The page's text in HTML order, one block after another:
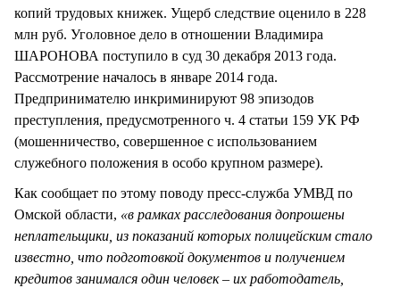
копий трудовых книжек. Ущерб следствие оценило в 228
млн руб. Уголовное дело в отношении Владимира
ШАРОНОВА поступило в суд 30 декабря 2013 года.
Рассмотрение началось в январе 2014 года.
Предпринимателю инкриминируют 98 эпизодов
преступления, предусмотренного ч. 4 статьи 159 УК РФ
(мошенничество, совершенное с использованием
служебного положения в особо крупном размере).
Как сообщает по этому поводу пресс-служба УМВД по
Омской области, «в рамках расследования допрошены
неплательщики, из показаний которых полицейским стало
известно, что подготовкой документов и получением
кредитов занимался один человек – их работодатель,